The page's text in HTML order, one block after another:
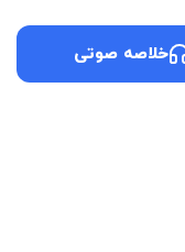
خلاصه صوتی